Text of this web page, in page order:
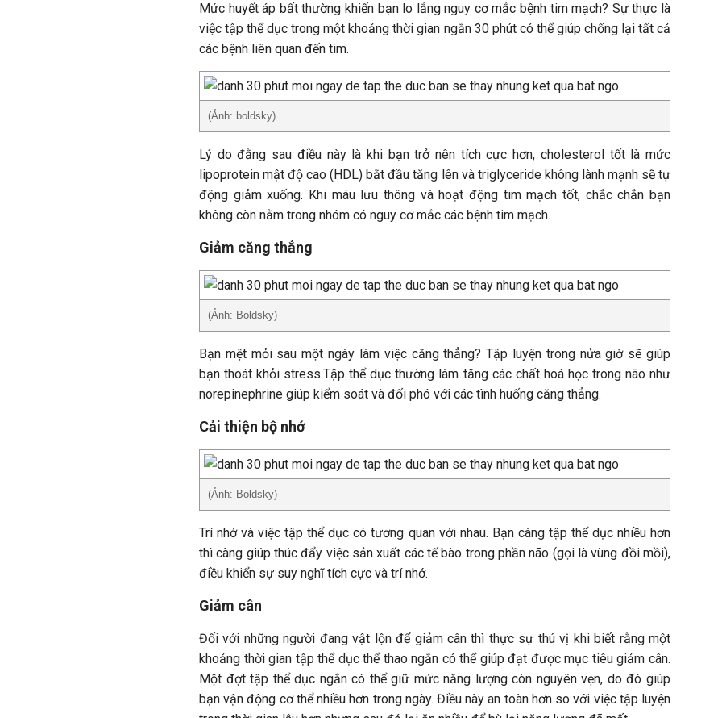
Mức huyết áp bất thường khiến bạn lo lắng nguy cơ mắc bệnh tim mạch? Sự thực là
việc tập thể dục trong một khoảng thời gian ngắn 30 phút có thể giúp chống lại tất cả
các bệnh liên quan đến tim.
(Ảnh: boldsky)
Lý do đằng sau điều này là khi bạn trở nên tích cực hơn, cholesterol tốt là mức
lipoprotein mật độ cao (HDL) bắt đầu tăng lên và triglyceride không lành mạnh sẽ tự
động giảm xuống. Khi máu lưu thông và hoạt động tim mạch tốt, chắc chắn bạn
không còn nằm trong nhóm có nguy cơ mắc các bệnh tim mạch.
Giảm căng thẳng
(Ảnh: Boldsky)
Bạn mệt mỏi sau một ngày làm việc căng thẳng? Tập luyện trong nửa giờ sẽ giúp
bạn thoát khỏi stress.Tập thể dục thường làm tăng các chất hoá học trong não như
norepinephrine giúp kiểm soát và đối phó với các tình huống căng thẳng.
Cải thiện bộ nhớ
(Ảnh: Boldsky)
Trí nhớ và việc tập thể dục có tương quan với nhau. Bạn càng tập thể dục nhiều hơn
thì càng giúp thúc đẩy việc sản xuất các tế bào trong phần não (gọi là vùng đồi mồi),
điều khiển sự suy nghĩ tích cực và trí nhớ.
Giảm cân
Đối với những người đang vật lộn để giảm cân thì thực sự thú vị khi biết rằng một
khoảng thời gian tập thể dục thể thao ngắn có thể giúp đạt được mục tiêu giảm cân.
Một đợt tập thể dục ngắn có thể giữ mức năng lượng còn nguyên vẹn, do đó giúp
bạn vận động cơ thể nhiều hơn trong ngày. Điều này an toàn hơn so với việc tập luyện